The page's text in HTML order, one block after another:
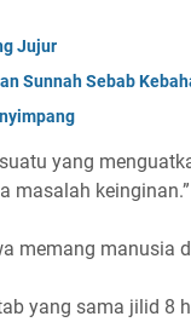
Jujur
Sunnah Sebab
yang
masalah keinginan.”
memang manusia
yang sama jilid 8